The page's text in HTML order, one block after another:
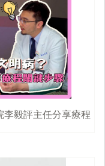
李毅評主任分享療程